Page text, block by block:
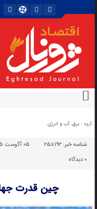
گروه : برق، آب و انرژی
شناسه خبر:258193 05 آگوست 2025 - 12:24
دیدگاه
چین قدرت